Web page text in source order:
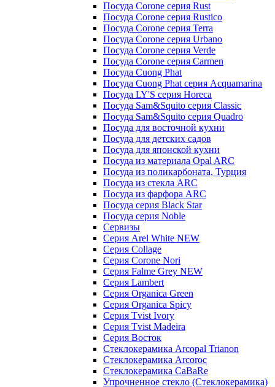
Посуда Corone серия Rust
Посуда Corone серия Rustico
Посуда Corone серия Terra
Посуда Corone серия Urbano
Посуда Corone серия Verde
Посуда Corone серия Сarmen
Посуда Cuong Phat
Посуда Cuong Phat серия Acquamarina
Посуда LY'S серия Horeca
Посуда Sam&Squito серия Classic
Посуда Sam&Squito серия Quadro
Посуда для восточной кухни
Посуда для детских садов
Посуда для японской кухни
Посуда из материала Opal ARC
Посуда из поликарбоната, Турция
Посуда из стекла ARC
Посуда из фарфора ARC
Посуда серия Black Star
Посуда серия Noble
Сервизы
Серия Arel White NEW
Серия Collage
Серия Corone Nori
Серия Falme Grey NEW
Серия Lambert
Серия Organica Green
Серия Organica Spicy
Серия Tvist Ivory
Серия Tvist Madeira
Серия Восток
Стеклокерамика Arcopal Trianon
Стеклокерамика Arcoroc
Стеклокерамика CaBaRe
Упрочненное стекло (Стеклокерамика)